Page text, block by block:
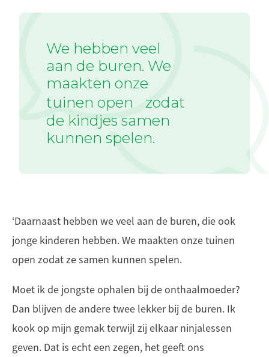
We hebben veel
aan de buren. We
maakten onze
tuinen open zodat
de kindjes samen
kunnen spelen.
‘Daarnaast hebben we veel aan de buren, die ook
jonge kinderen hebben. We maakten onze tuinen
open zodat ze samen kunnen spelen.
Moet ik de jongste ophalen bij de onthaalmoeder?
Dan blijven de andere twee lekker bij de buren. Ik
kook op mijn gemak terwijl zij elkaar ninjalessen
geven. Dat is echt een zegen, het geeft ons